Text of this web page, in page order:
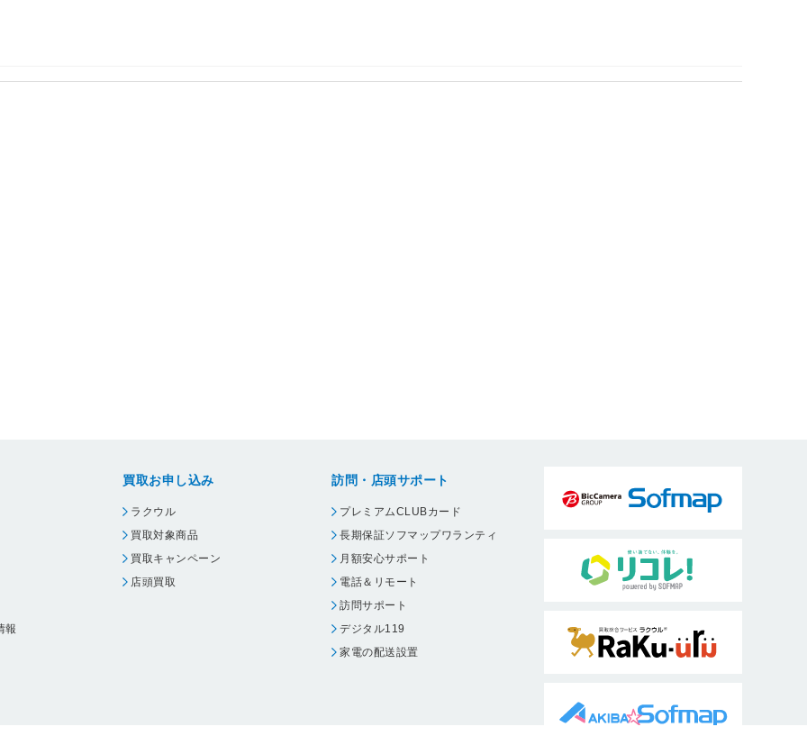
報
買取お申し込み
ラクウル
買取対象商品
買取キャンペーン
店頭買取
訪問・店頭サポート
プレミアムCLUBカード
長期保証ソフマップワランティ
月額安心サポート
電話＆リモート
訪問サポート
デジタル119
家電の配送設置